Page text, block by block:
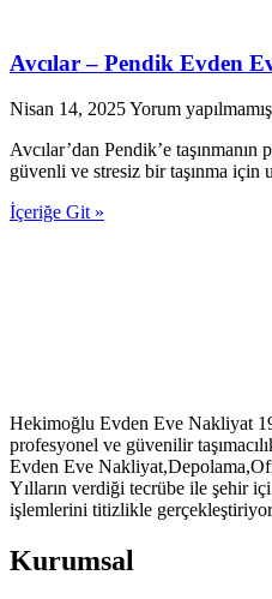
Avcılar – Pendik Evden
Nisan 14, 2025Yorum yapılmamış
Avcılar’dan Pendik’e taşınmanın
güvenli ve stresiz bir taşınma için
İçeriğe Git »
Hekimoğlu Evden Eve Nakliyat
profesyonel ve güvenilir
Evden Eve
Yılların verdiği tecrübe ile şehir
işlemlerini titizlikle
Kurumsal